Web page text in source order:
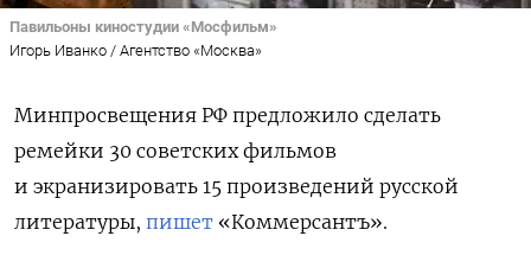
Павильоны киностудии «Мосфильм»
Игорь Иванко / Агентство «Москва»
Минпросвещения РФ предложило сделать
ремейки 30 советских фильмов
и экранизировать 15 произведений русской
литературы, пишет «Коммерсантъ».